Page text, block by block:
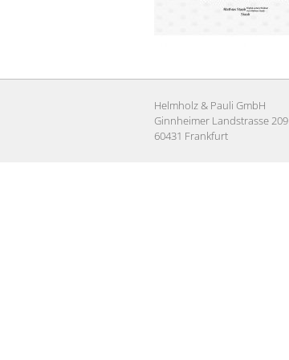
Helmholz & Pauli GmbH
Ginnheimer Landstrasse 209
60431 Frankfurt